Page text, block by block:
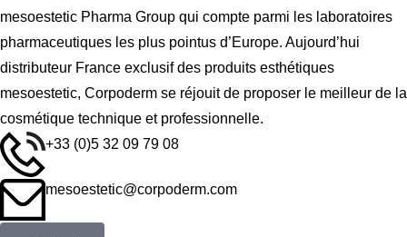
mesoestetic Pharma Group qui compte parmi les laboratoires
pharmaceutiques les plus pointus d’Europe. Aujourd’hui
distributeur France exclusif des produits esthétiques
mesoestetic, Corpoderm se réjouit de proposer le meilleur de la
cosmétique technique et professionnelle.
+33 (0)5 32 09 79 08
mesoestetic@corpoderm.com